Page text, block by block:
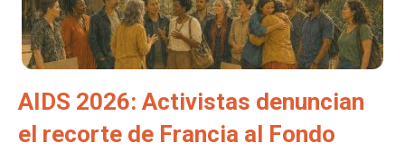
AIDS 2026: Activistas denuncian
el recorte de Francia al Fondo